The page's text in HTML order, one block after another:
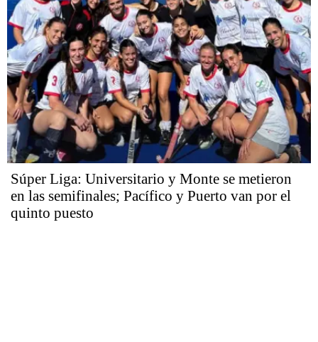
Súper Liga: Universitario y Monte se metieron
en las semifinales; Pacífico y Puerto van por el
quinto puesto